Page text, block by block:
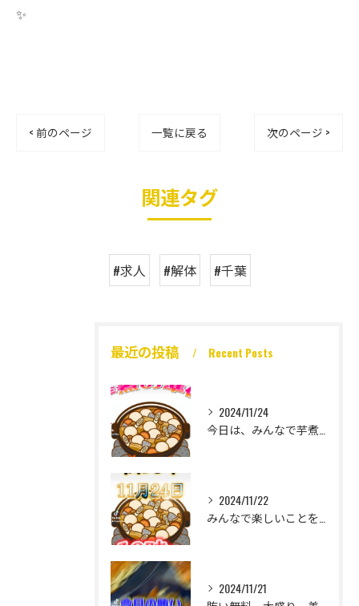
✨
< 前のページ 一覧に戻る 次のページ >
関連タグ
#求人 #解体 #千葉
最近の投稿 Recent Posts
2024/11/24
2024/11/22
2024/11/21